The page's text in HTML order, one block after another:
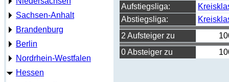
Sachsen-Anhalt
Brandenburg
Berlin
Nordrhein-Westfalen
Hessen
Aufstiegsliga:
Abstiegsliga:
2 Aufsteiger zu
0 Absteiger zu